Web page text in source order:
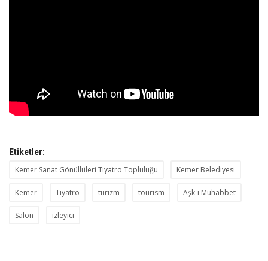
Etiketler:
Kemer Sanat Gönüllüleri Tiyatro Topluluğu Kemer Belediyesi
Kemer Tiyatro turizm tourism Aşk-ı Muhabbet
Salon izleyici